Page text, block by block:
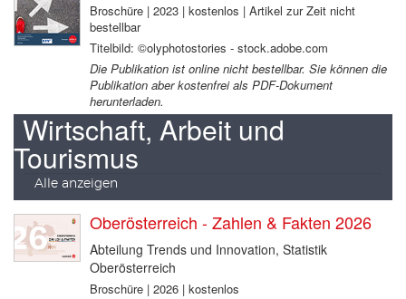
Broschüre | 2023 | kostenlos | Artikel zur Zeit nicht
bestellbar
Titelbild: ©olyphotostories - stock.adobe.com
Die Publikation ist online nicht bestellbar. Sie können die
Publikation aber kostenfrei als PDF-Dokument
herunterladen.
Wirtschaft, Arbeit und
Tourismus
Alle anzeigen
Oberösterreich - Zahlen & Fakten 2026
Abteilung Trends und Innovation, Statistik
Oberösterreich
Broschüre | 2026 | kostenlos